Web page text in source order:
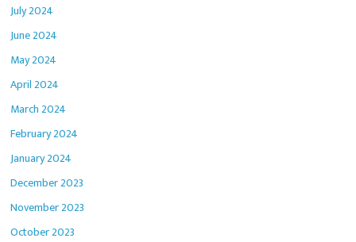
July 2024
June 2024
May 2024
April 2024
March 2024
February 2024
January 2024
December 2023
November 2023
October 2023